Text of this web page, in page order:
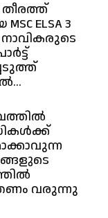
തീരത്ത്
ELSA 3
നാവികരുടെ
വരുന്നു